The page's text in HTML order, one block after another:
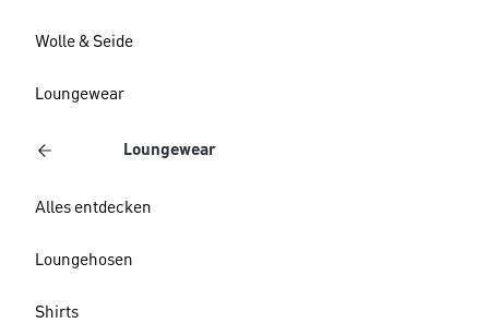
Wolle & Seide
Loungewear
Loungewear
Alles entdecken
Loungehosen
Shirts